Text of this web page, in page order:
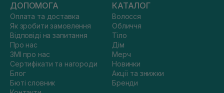
ДОПОМОГА
Оплата та доставка
Як зробити замовлення
Відповіді на запитання
Про нас
ЗМІ про нас
Сертифікати та нагороди
Блог
Бюті словник
КАТАЛОГ
Волосся
Обличчя
Тіло
Дім
Мерч
Новинки
Акції та знижки
Бренди